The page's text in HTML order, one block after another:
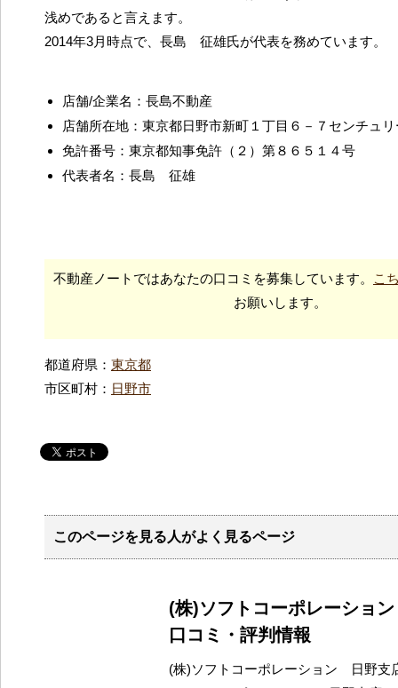
浅めであると言えます。
2014年3月時点で、長島 征雄氏が代表を務めています。
店舗/企業名：長島不動産
店舗所在地：東京都日野市新町１丁目６－７センチュ
免許番号：東京都知事免許（２）第８６５１４号
代表者名：長島 征雄
不動産ノートではあなたの口コミを募集しています。
こ
お願いします。
都道府県： 東京都
市区町村： 日野市
このページを見る人がよく見るページ
(株)ソフトコーポレーショ
口コミ・評判情報
(株)ソフトコーポレーション 日野支